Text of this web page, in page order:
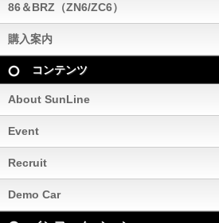
86＆BRZ（ZN6/ZC6）
購入案内
コンテンツ
About SunLine
Event
Recruit
Demo Car